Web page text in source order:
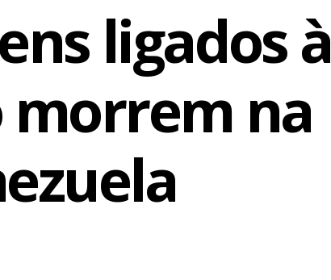
ligados à
morrem na